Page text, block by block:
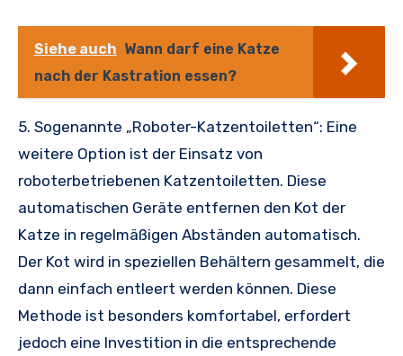
Siehe auch Wann darf eine Katze
nach der Kastration essen?
5. Sogenannte „Roboter-Katzentoiletten“: Eine
weitere Option ist der Einsatz von
roboterbetriebenen Katzentoiletten. Diese
automatischen Geräte entfernen den Kot der
Katze in regelmäßigen Abständen automatisch.
Der Kot wird in speziellen Behältern gesammelt, die
dann einfach entleert werden können. Diese
Methode ist besonders komfortabel, erfordert
jedoch eine Investition in die entsprechende